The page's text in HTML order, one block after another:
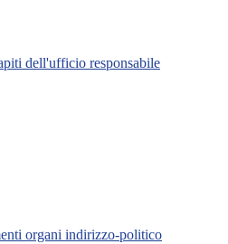
dell'ufficio responsabile
organi indirizzo-politico